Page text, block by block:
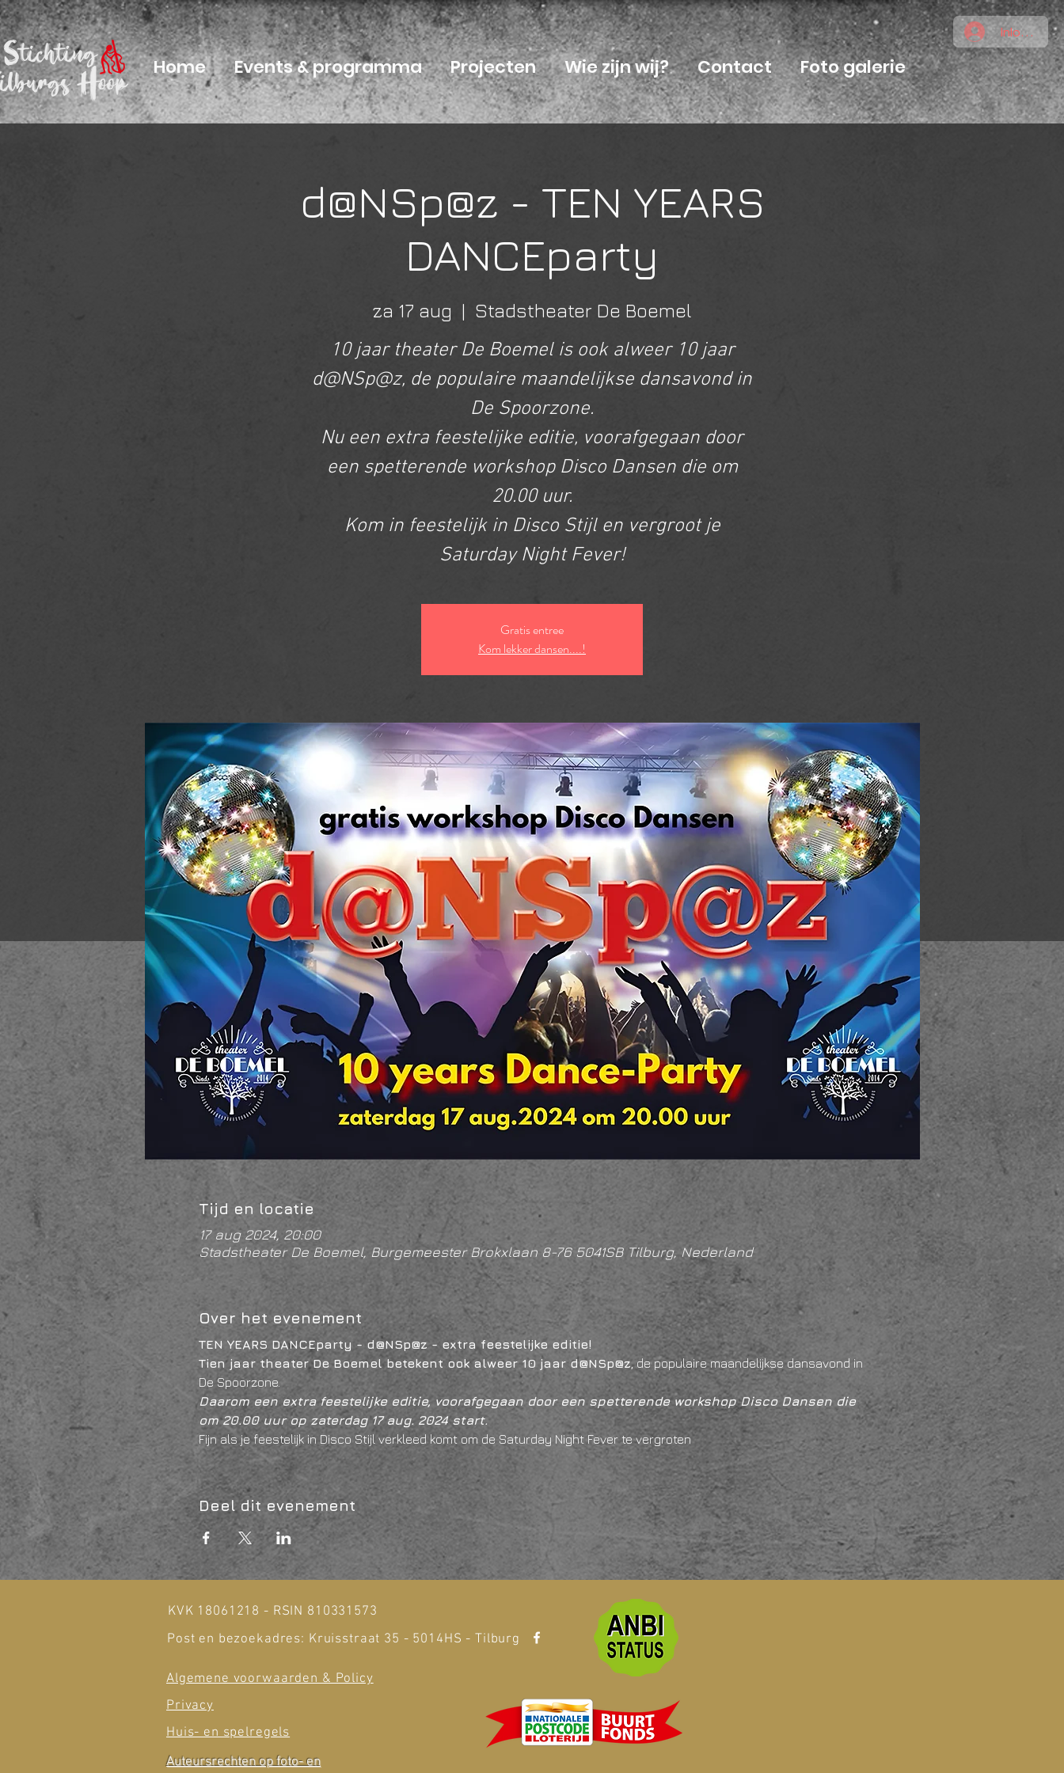
Home Events & programma Projecten Wie zijn wij? Contact Foto galerie
Inloggen
d@NSp@z - TEN YEARS
DANCEparty
za 17 aug
  |
Stadstheater De Boemel
10 jaar theater De Boemel is ook alweer 10 jaar
d@NSp@z, de populaire maandelijkse dansavond in
De Spoorzone.
Nu een extra feestelijke editie, voorafgegaan door
een spetterende workshop Disco Dansen die om
20.00 uur.
Kom in feestelijk in Disco Stijl en vergroot je
Saturday Night Fever!
Gratis entree
Kom lekker dansen....!
Tijd en locatie
17 aug 2024, 20:00
Stadstheater De Boemel, Burgemeester Brokxlaan 8-76 5041SB Tilburg, Nederland
Over het evenement
TEN YEARS DANCEparty - d@NSp@z - extra feestelijke editie!
Tien jaar theater De Boemel betekent ook alweer 10 jaar d@NSp@z, de populaire maandelijkse dansavond in
De Spoorzone.
Daarom een extra feestelijke editie, voorafgegaan door een spetterende workshop Disco Dansen die
om 20.00 uur op zaterdag 17 aug. 2024 start.
Fijn als je feestelijk in Disco Stijl verkleed komt om de Saturday Night Fever te vergroten
Deel dit evenement
KVK 18061218 - RSIN 810331573
Post en bezoekadres: Kruisstraat 35 - 5014HS - Tilburg
Algemene voorwaarden & Policy
Privacy
Huis- en spelregels
Auteursrechten op foto- en